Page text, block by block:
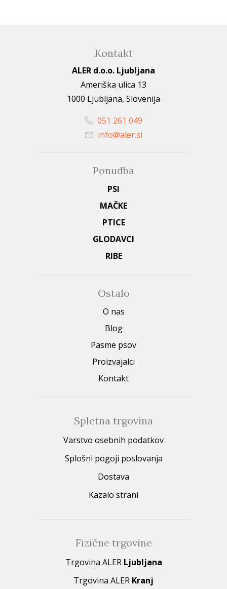
Kontakt
ALER d.o.o. Ljubljana
Ameriška ulica 13
1000 Ljubljana, Slovenija
051 261 049
info@aler.si
Ponudba
PSI
MAČKE
PTICE
GLODAVCI
RIBE
Ostalo
O nas
Blog
Pasme psov
Proizvajalci
Kontakt
Spletna trgovina
Varstvo osebnih podatkov
Splošni pogoji poslovanja
Dostava
Kazalo strani
Fizične trgovine
Trgovina ALER Ljubljana
Trgovina ALER Kranj